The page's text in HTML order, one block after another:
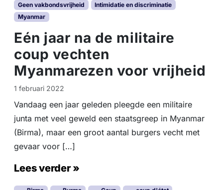
Geen vakbondsvrijheid
Intimidatie en discriminatie
Myanmar
Eén jaar na de militaire
coup vechten
Myanmarezen voor vrijheid
1 februari 2022
Vandaag een jaar geleden pleegde een militaire
junta met veel geweld een staatsgreep in Myanmar
(Birma), maar een groot aantal burgers vecht met
gevaar voor […]
Lees verder »